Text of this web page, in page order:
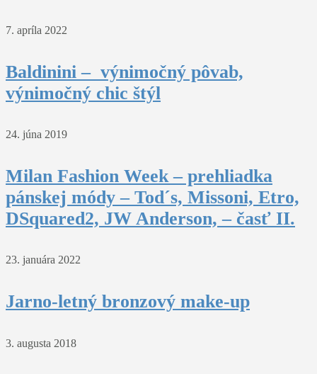
7. apríla 2022
Baldinini – výnimočný pôvab,
výnimočný chic štýl
24. júna 2019
Milan Fashion Week – prehliadka
pánskej módy – Tod´s, Missoni, Etro,
DSquared2, JW Anderson, – časť II.
23. januára 2022
Jarno-letný bronzový make-up
3. augusta 2018